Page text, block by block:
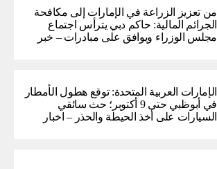
من تعزيز الزراعة في الإمارات إلى مكافحة
الجرائم المالية: حاكم دبي يترأس اجتماع
مجلس الوزراء ويوافق على مبادرات – خبر
الإمارات العربية المتحدة: توقع هطول الأمطار
في أبوظبي حتى 9 أكتوبر؛ حث سائقي
السيارات على أخذ الحيطة والحذر – اخبار